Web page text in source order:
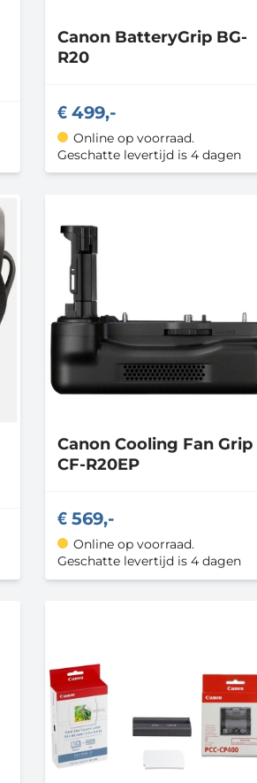
Canon BatteryGrip BG-
R20
499,-
Online op voorraad.
Geschatte levertijd is 4 dagen
Canon Cooling Fan Grip
CF-R20EP
569,-
Online op voorraad.
Geschatte levertijd is 4 dagen